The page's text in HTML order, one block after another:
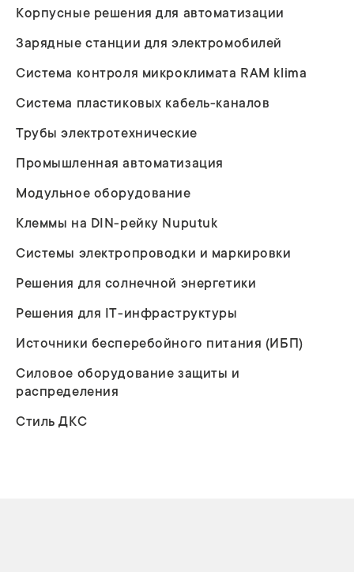
Корпусные решения для автоматизации
Зарядные станции для электромобилей
Система контроля микроклимата RAM klima
Система пластиковых кабель-каналов
Трубы электротехнические
Промышленная автоматизация
Модульное оборудование
Клеммы на DIN-рейку Nuputuk
Системы электропроводки и маркировки
Решения для солнечной энергетики
Решения для IT-инфраструктуры
Источники бесперебойного питания (ИБП)
Силовое оборудование защиты и
распределения
Стиль ДКС